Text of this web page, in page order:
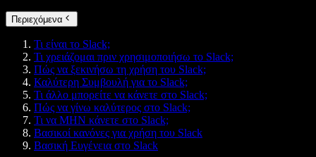
Περιεχόμενα
Τι είναι το Slack;
Τι χρειάζομαι πριν χρησιμοποιήσω το Slack;
Πώς να ξεκινήσω τη χρήση του Slack;
Καλύτερη Συμβουλή για το Slack;
Τι άλλο μπορείτε να κάνετε στο Slack;
Πώς να γίνω καλύτερος στο Slack;
Τι να ΜΗΝ κάνετε στο Slack;
Βασικοί κανόνες για χρήση του Slack
Βασική Ευγένεια στο Slack